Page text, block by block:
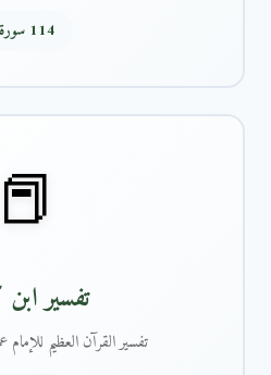
114 سورة
📕
تفسير
تفسير القرآن العظيم للإمام